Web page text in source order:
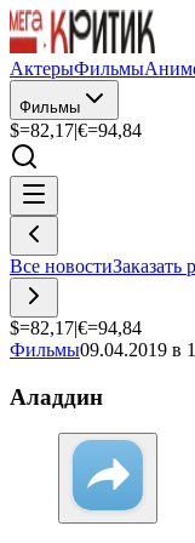
АктерыФильмы
Фильмы
$=82,17|€=94,84
Все новостиЗаказать
$=82,17|€=94,84
Фильмы09.04.2019 в
Аладдин